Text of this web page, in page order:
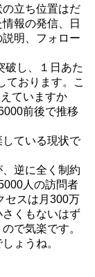
立ち位置はだ
報の発信、日
明、フォロー
し、１日あた
ております。こ
ていますか
前後で推移
ている現状で
逆に全く制約
人の訪問者
セスは月300万
くもないはず
で気楽です。
ょうね。